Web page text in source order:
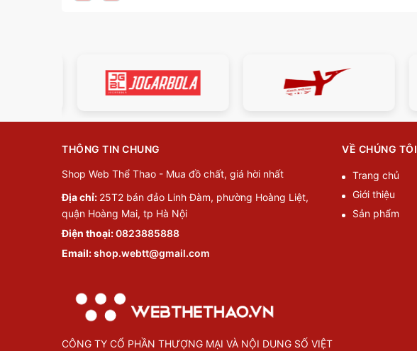
THÔNG TIN CHUNG
Shop Web Thể Thao - Mua đồ chất, giá hời nhất
Địa chỉ: 25T2 bán đảo Linh Đàm, phường Hoàng Liệt,
quận Hoàng Mai, tp Hà Nội
Điện thoại:0823885888
Email:shop.webtt@gmail.com
VỀ CHÚNG TÔI
Trang chủ
Giới thiệu
Sản phẩm
CÔNG TY CỔ PHẦN THƯỢNG MẠI VÀ NỘI DUNG SỐ VIỆT